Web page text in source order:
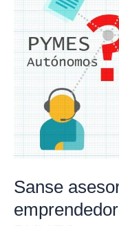
Sanse
desempleados,
emprendedores,
autónomos